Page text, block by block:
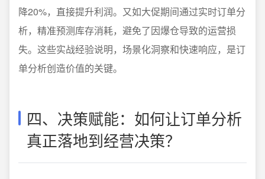
降20%，直接提升利润。又如大促期间通过实时订单分
析，精准预测库存消耗，避免了因爆仓导致的运营损
失。这些实战经验说明，场景化洞察和快速响应，是订
单分析创造价值的关键。
四、决策赋能：如何让订单分析
真正落地到经营决策？